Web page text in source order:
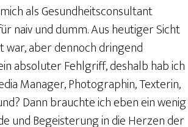
als Gesundheitsconsultant
naiv und dumm. Aus heutiger Sicht
war, aber dennoch dringend
absoluter Fehlgriff, deshalb hab ich
Manager, Photographin, Texterin,
Dann brauchte ich eben ein wenig
und Begeisterung in die Herzen der